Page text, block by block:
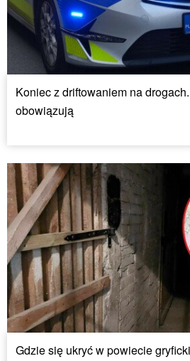
Koniec z driftowaniem na
obowiązują
Gdzie się ukryć w powiecie